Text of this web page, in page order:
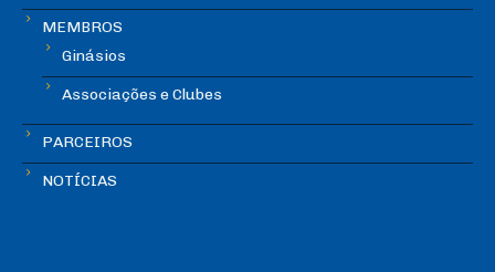
MEMBROS
Ginásios
Associações e Clubes
PARCEIROS
NOTÍCIAS